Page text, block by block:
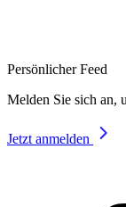
Persönlicher Feed
Melden Sie sich an,
Jetzt anmelden